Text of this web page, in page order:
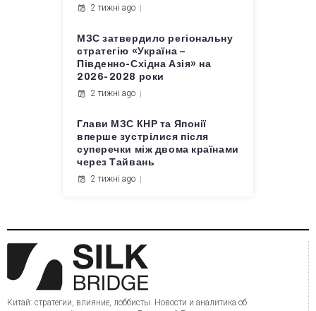
2 тижні ago
МЗС затвердило регіональну
стратегію «Україна –
Південно-Східна Азія» на
2026-2028 роки
2 тижні ago
Глави МЗС КНР та Японії
вперше зустрілися після
суперечки між двома країнами
через Тайвань
2 тижні ago
Китай: стратегии, влияние, лоббисты. Новости и аналитика об